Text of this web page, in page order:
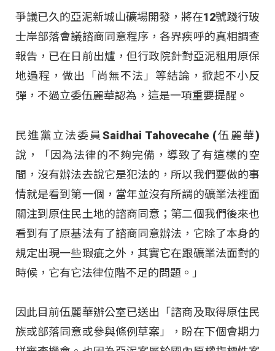
爭議已久的亞泥新城山礦場開發，將在12號踐行玻
士岸部落會議諮商同意程序，各界疾呼的真相調查
報告，已在日前出爐，但行政院針對亞泥租用原保
地過程，做出「尚無不法」等結論，掀起不小反
彈，不過立委伍麗華認為，這是一項重要提醒。
民進黨立法委員Saidhai Tahovecahe (伍麗華)
說，「因為法律的不夠完備，導致了有這樣的空
間，沒有辦法去說它是犯法的，所以我們要做的事
情就是看到第一個，當年並沒有所謂的礦業法裡面
關注到原住民土地的諮商同意；第二個我們後來也
看到有了原基法有了諮商同意辦法，它除了本身的
規定出現一些瑕疵之外，其實它在跟礦業法面對的
時候，它有它法律位階不足的問題。」
因此目前伍麗華辦公室已送出「諮商及取得原住民
族或部落同意或參與條例草案」，盼在下個會期力